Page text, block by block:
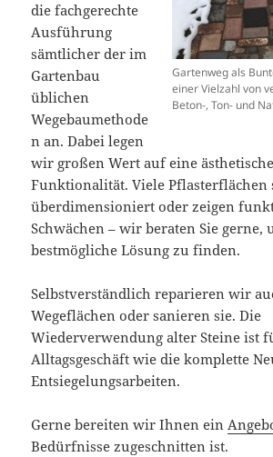
Gartenweg als
einer Vielzahl von
Beton-, Ton- und
die fachgerechte
Ausführung
sämtlicher der im
Gartenbau
üblichen
Wegebaumethode
n an. Dabei legen
wir großen Wert auf eine
Funktionalität. Viele Pflasterflächen
überdimensioniert oder zeigen
Schwächen – wir beraten Sie gerne,
bestmögliche Lösung zu finden.
Selbstverständlich reparieren wir
Wegeflächen oder sanieren sie. Die
Wiederverwendung alter Steine ist
Alltagsgeschäft wie die komplette
Entsiegelungsarbeiten.
Gerne bereiten wir Ihnen ein
Bedürfnisse zugeschnitten ist.